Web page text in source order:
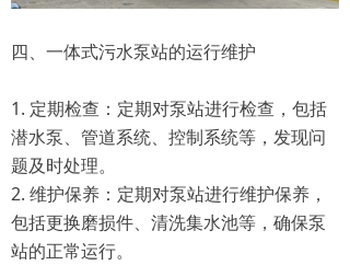
四、一体式污水泵站的运行维护
1. 定期检查：定期对泵站进行检查，包括
潜水泵、管道系统、控制系统等，发现问
题及时处理。
2. 维护保养：定期对泵站进行维护保养，
包括更换磨损件、清洗集水池等，确保泵
站的正常运行。